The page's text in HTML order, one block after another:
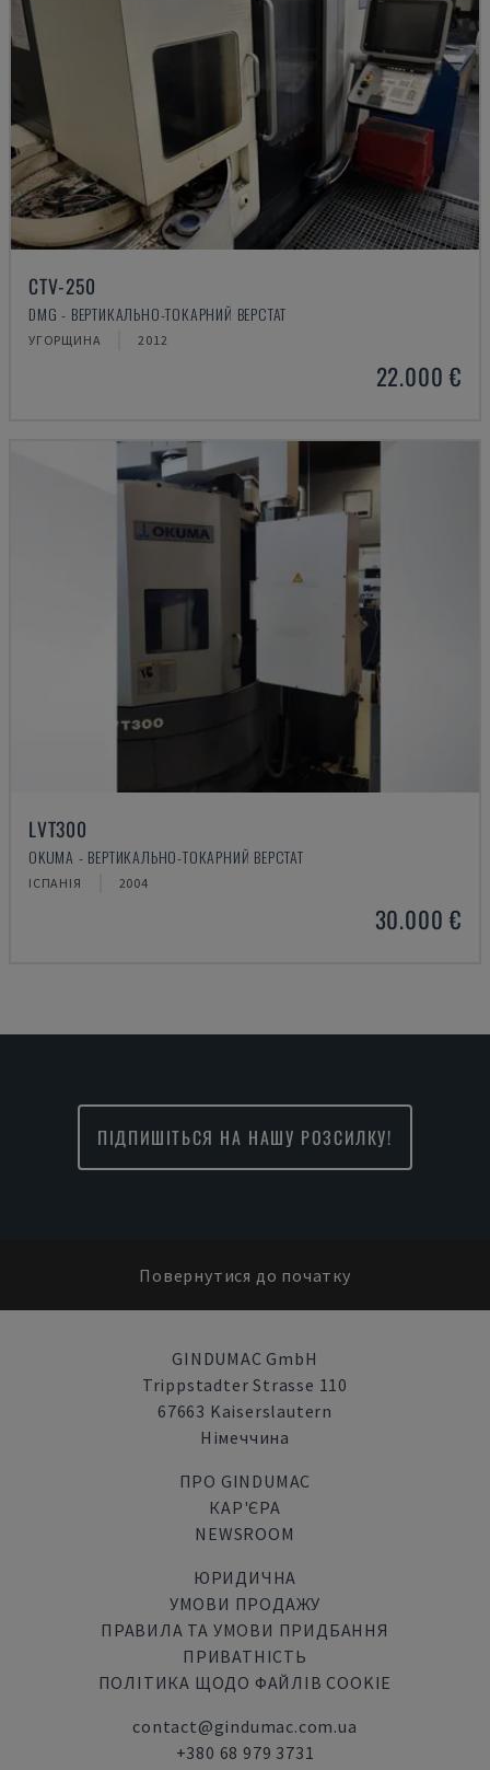
CTV-250
DMG - ВЕРТИКАЛЬНО-ТОКАРНИЙ ВЕРСТАТ
УГОРЩИНА 2012
22.000 €
LVT300
OKUMA - ВЕРТИКАЛЬНО-ТОКАРНИЙ ВЕРСТАТ
ІСПАНІЯ 2004
30.000 €
ПІДПИШІТЬСЯ НА НАШУ РОЗСИЛКУ!
Повернутися до початку
GINDUMAC GmbH
Trippstadter Strasse 110
67663 Kaiserslautern
Німеччина
ПРО GINDUMAC
КАР'ЄРА
NEWSROOM
ЮРИДИЧНА
УМОВИ ПРОДАЖУ
ПРАВИЛА ТА УМОВИ ПРИДБАННЯ
ПРИВАТНІСТЬ
ПОЛІТИКА ЩОДО ФАЙЛІВ COOKIE
contact@gindumac.com.ua
+380 68 979 3731